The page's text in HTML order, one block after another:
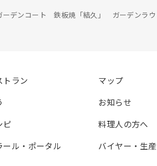
デンコート 鉄板焼「結久」 ガーデンラウ
トラン
ピ
ール・ポータル
マップ
お知らせ
料理人の方へ
バイヤー・生